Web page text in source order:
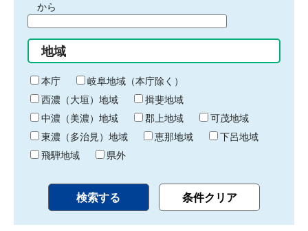
間
始
り
から
間
終
わ
り
地域
本庁
岐阜地域（本庁除く）
西濃（大垣）地域
揖斐地域
中濃（美濃）地域
郡上地域
可茂地域
東濃（多治見）地域
恵那地域
下呂地域
飛騨地域
県外